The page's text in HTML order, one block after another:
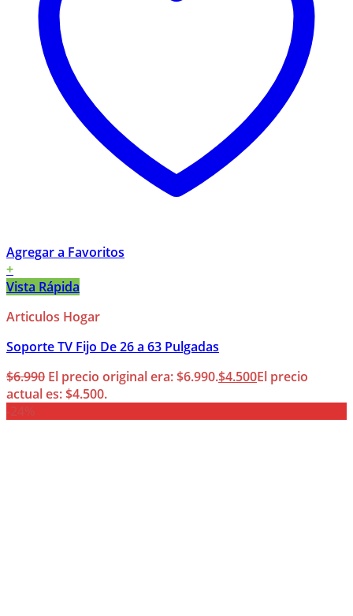
Agregar a Favoritos
+
Vista Rápida
Articulos Hogar
Soporte TV Fijo De 26 a 63 Pulgadas
$6.990 El precio original era: $6.990.$4.500El precio
actual es: $4.500.